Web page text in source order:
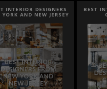
BEST INTERIOR DESIGNERS
CALIFORNIA